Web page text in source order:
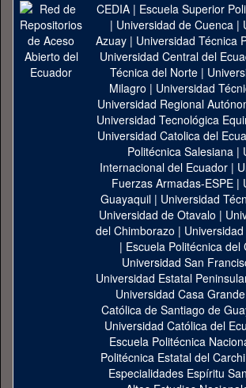
CEDIA| Escuela Superior
| Universidad de Cuenca|
Azuay| Universidad Técnica
Universidad Central del
Técnica del Norte |
Milagro | Universidad
Universidad Regional
Universidad Tecnológica
Universidad Catolica del
Politécnica Salesiana |
Internacional del Ecuador |
Fuerzas Armadas-ESPE |
Guayaquil| Universidad
Universidad de Otavalo |
del Chimborazo |
| Escuela Politécnica del
Universidad San
Universidad Estatal
Universidad Casa Grande
Católica de Santiago de
Universidad Católica del
Escuela Politécnica
Politécnica Estatal del Carchi
Especialidades Espíritu